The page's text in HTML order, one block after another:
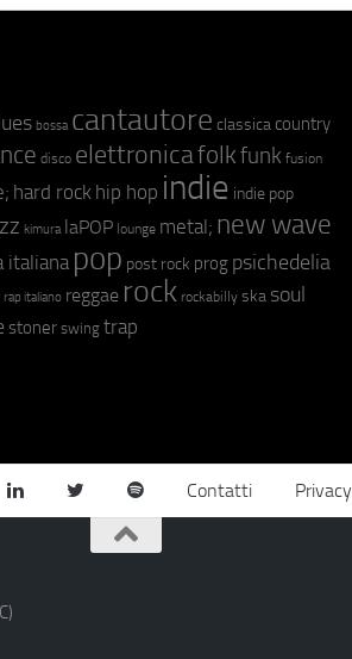
bossa cantautore classica country
disco elettronicafolkfunk fusion
hard rock hip hop indie indie pop
kimura laPOP lounge metal; new wave
italiana pop post rock prog psichedelia
rap italiano reggae rock rockabilly ska soul
stoner swing trap
Contatti